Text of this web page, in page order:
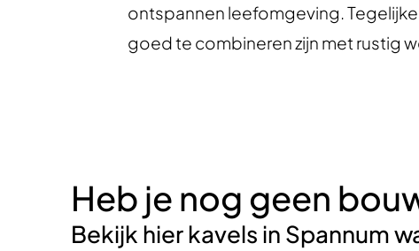
ontspannen leefomgeving.
goed te combineren zijn met rustig
Heb je nog geen
Bekijk hier kavels in Spannum